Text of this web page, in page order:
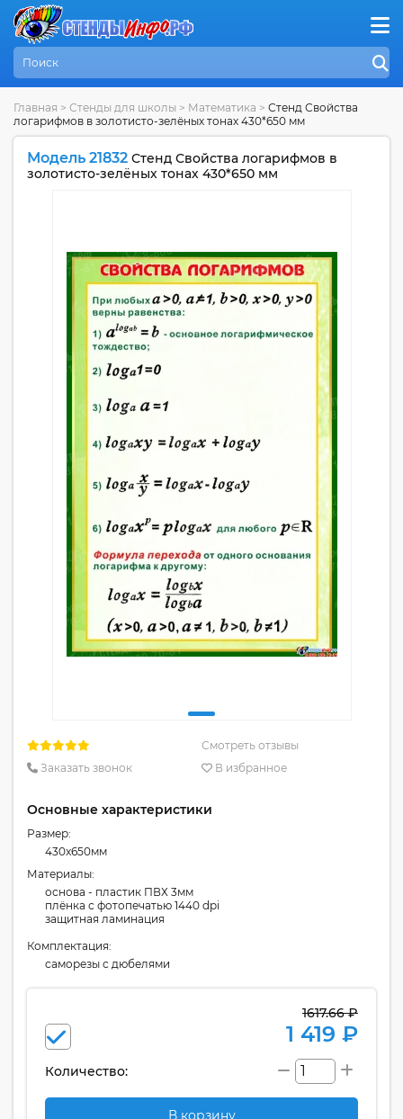
Главная > Стенды для школы > Математика > Стенд Свойства
логарифмов в золотисто-зелёных тонах 430*650 мм
Модель 21832 Стенд Свойства логарифмов в
золотисто-зелёных тонах 430*650 мм
Смотреть отзывы
Заказать звонок
В избранное
Основные характеристики
Размер:
430x650мм
Материалы:
основа - пластик ПВХ 3мм
плёнка с фотопечатью 1440 dpi
защитная ламинация
Комплектация:
cаморезы с дюбелями
1617.66 ₽
1 419 ₽
Количество:
В корзину